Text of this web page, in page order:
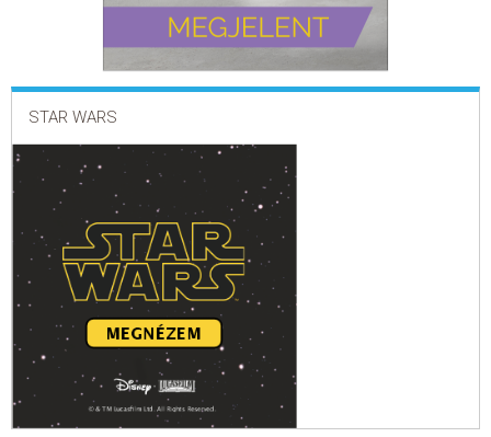
STAR WARS
ADATKEZELÉSI ÉS ADATVÉDELMI SZABÁLYZAT